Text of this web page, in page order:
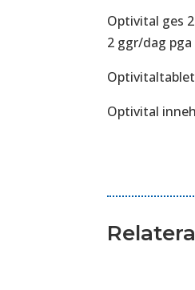
Optivital ges
2 ggr/dag
Optivital